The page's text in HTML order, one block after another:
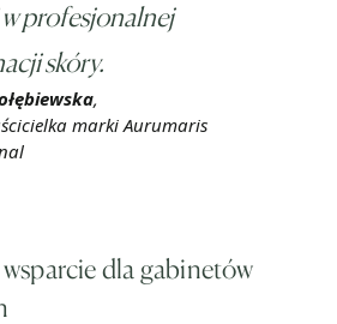
profesjonalnej
skóry.
,
marki Aurumaris
dla gabinetów